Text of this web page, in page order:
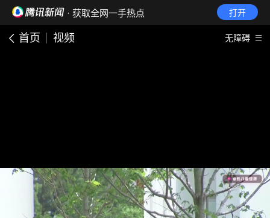
· 获取全网一手热点 打开
首页 视频 无障碍